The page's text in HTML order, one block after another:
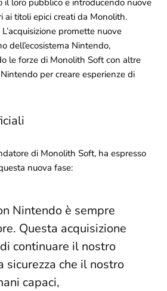
ai titoli epici creati da Monolith.
promette nuove
dell’ecosistema Nintendo,
le forze di Monolith Soft con altre
per creare esperienze di
di Monolith Soft, ha espresso
nuova fase:
Nintendo è sempre
Questa acquisizione
continuare il nostro
sicurezza che il nostro
capaci,